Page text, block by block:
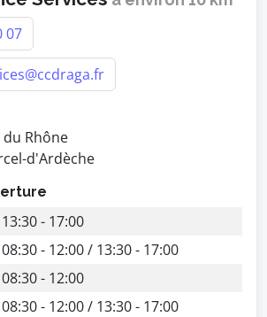
07
Rhône
d'Ardèche
13:30 - 17:00
08:30 - 12:00 / 13:30 - 17:00
08:30 - 12:00
08:30 - 12:00 / 13:30 - 17:00